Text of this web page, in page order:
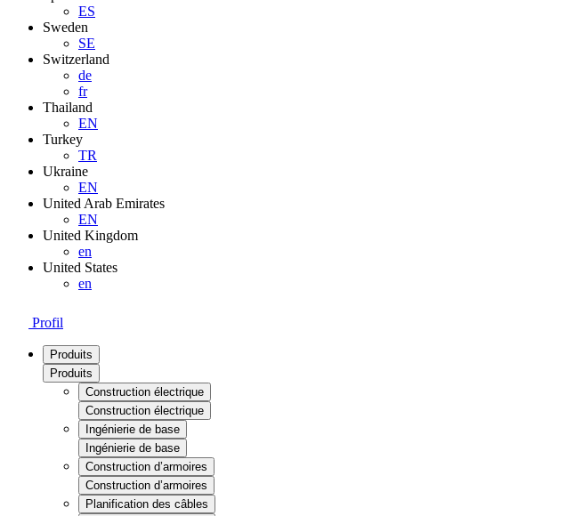
ES
Sweden
SE
Switzerland
de
fr
Thailand
EN
Turkey
TR
Ukraine
EN
United Arab Emirates
EN
United Kingdom
en
United States
en
Profil
Produits
Produits
Construction électrique
Construction électrique
Ingénierie de base
Ingénierie de base
Construction d’armoires
Construction d’armoires
Planification des câbles